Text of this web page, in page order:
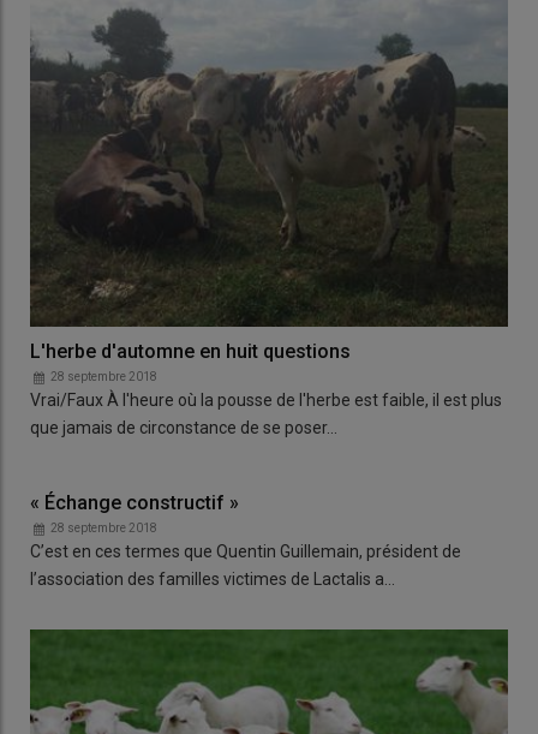
L'herbe d'automne en huit questions
28 septembre 2018
Vrai/Faux À l'heure où la pousse de l'herbe est faible, il est plus
que jamais de circonstance de se poser…
« Échange constructif »
28 septembre 2018
C’est en ces termes que Quentin Guillemain, président de
l’association des familles victimes de Lactalis a…